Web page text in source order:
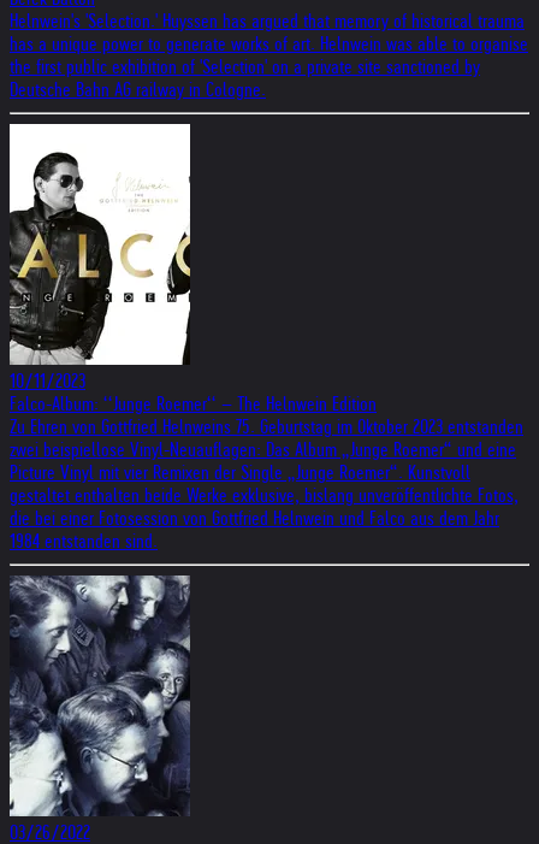
Helnwein's 'Selection.' Huyssen has argued that memory of historical trauma
has a unique power to generate works of art. Helnwein was able to organise
the first public exhibition of 'Selection' on a private site sanctioned by
Deutsche Bahn AG railway in Cologne.
10/11/2023
Falco-Album: ‘‘Junge Roemer‘‘ – The Helnwein Edition
Zu Ehren von Gottfried Helnweins 75. Geburtstag im Oktober 2023 entstanden
zwei beispiellose Vinyl-Neuauflagen: Das Album „Junge Roemer“ und eine
Picture Vinyl mit vier Remixen der Single „Junge Roemer“. Kunstvoll
gestaltet enthalten beide Werke exklusive, bislang unveröffentlichte Fotos,
die bei einer Fotosession von Gottfried Helnwein und Falco aus dem Jahr
1984 entstanden sind.
03/26/2022